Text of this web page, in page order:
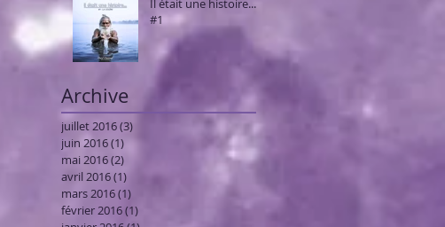
Il était une histoire...
#1
Archive
juillet 2016(3)
juin 2016(1)
mai 2016(2)
avril 2016(1) 1 post
mars 2016(1)
février 2016(1)